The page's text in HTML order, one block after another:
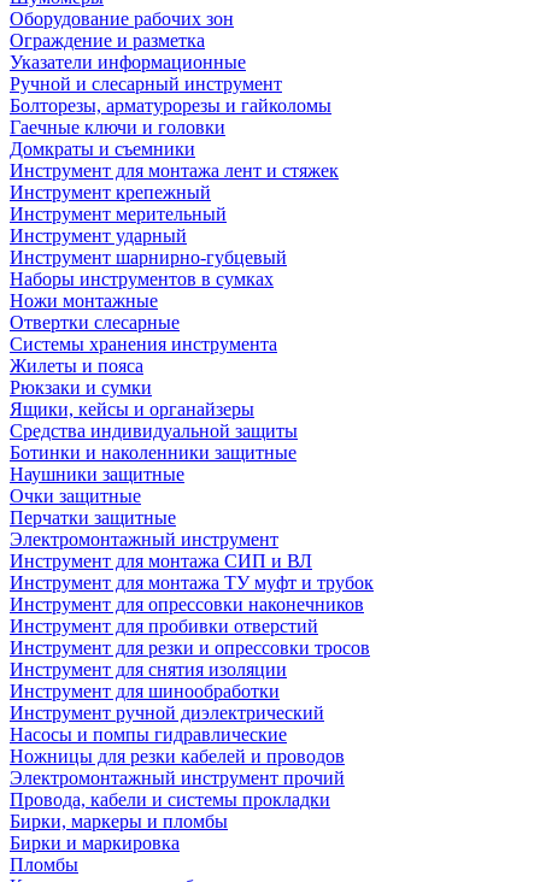
Оборудование рабочих зон
Ограждение и разметка
Указатели информационные
Ручной и слесарный инструмент
Болторезы, арматурорезы и гайколомы
Гаечные ключи и головки
Домкраты и съемники
Инструмент для монтажа лент и стяжек
Инструмент крепежный
Инструмент мерительный
Инструмент ударный
Инструмент шарнирно-губцевый
Наборы инструментов в сумках
Ножи монтажные
Отвертки слесарные
Системы хранения инструмента
Жилеты и пояса
Рюкзаки и сумки
Ящики, кейсы и органайзеры
Средства индивидуальной защиты
Ботинки и наколенники защитные
Наушники защитные
Очки защитные
Перчатки защитные
Электромонтажный инструмент
Инструмент для монтажа СИП и ВЛ
Инструмент для монтажа ТУ муфт и трубок
Инструмент для опрессовки наконечников
Инструмент для пробивки отверстий
Инструмент для резки и опрессовки тросов
Инструмент для снятия изоляции
Инструмент для шинообработки
Инструмент ручной диэлектрический
Насосы и помпы гидравлические
Ножницы для резки кабелей и проводов
Электромонтажный инструмент прочий
Провода, кабели и системы прокладки
Бирки, маркеры и пломбы
Бирки и маркировка
Пломбы